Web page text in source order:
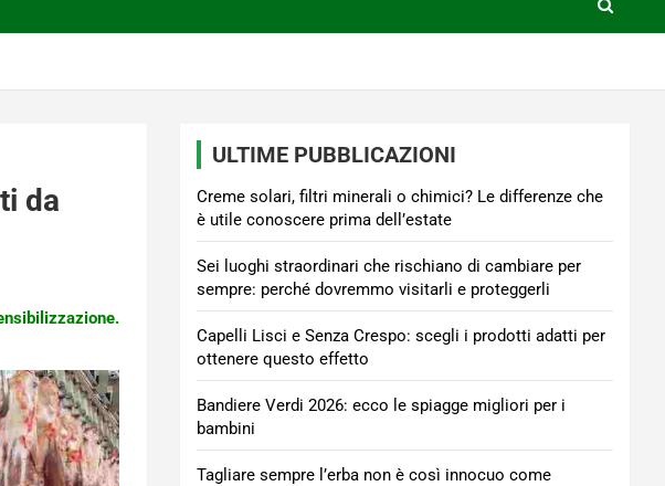
da
ULTIME PUBBLICAZIONI
Creme solari, filtri minerali o chimici? Le differenze che
è utile conoscere prima dell’estate
Sei luoghi straordinari che rischiano di cambiare per
sempre: perché dovremmo visitarli e proteggerli
Capelli Lisci e Senza Crespo: scegli i prodotti adatti per
ottenere questo effetto
Bandiere Verdi 2026: ecco le spiagge migliori per i
bambini
Tagliare sempre l’erba non è così innocuo come